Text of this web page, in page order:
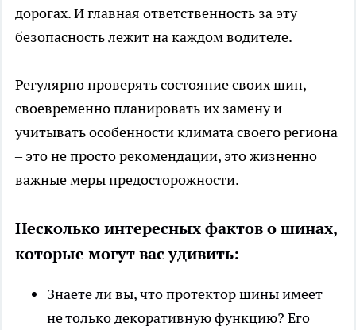
дорогах. И главная ответственность за эту
безопасность лежит на каждом водителе.
Регулярно проверять состояние своих шин,
своевременно планировать их замену и
учитывать особенности климата своего региона
– это не просто рекомендации, это жизненно
важные меры предосторожности.
Несколько интересных фактов о шинах,
которые могут вас удивить:
Знаете ли вы, что протектор шины имеет
не только декоративную функцию? Его